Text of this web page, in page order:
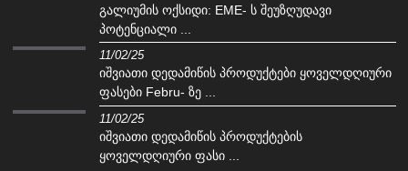
გალიუმის ოქსიდი: EME- ს შეუზღუდავი
პოტენციალი ...
11/02/25
იშვიათი დედამიწის პროდუქტები ყოველდღიური
ფასები Febru- ზე ...
11/02/25
იშვიათი დედამიწის პროდუქტების
ყოველდღიური ფასი ...